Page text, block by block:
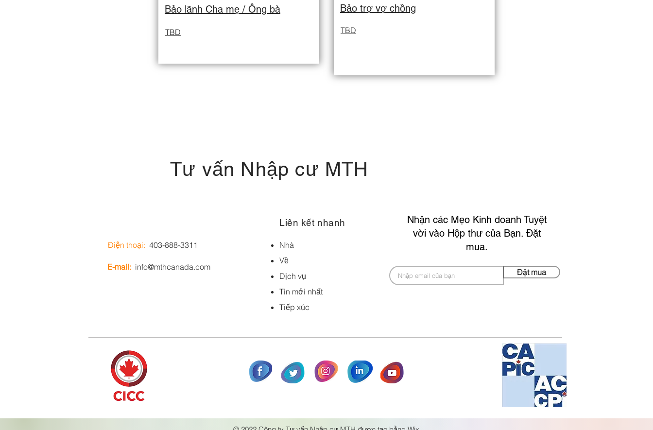
Bảo lãnh Cha mẹ / Ông bà
TBD
Bảo trợ vợ chồng
TBD
Tư vấn Nhập cư MTH
Điện thoại: 403-888-3311
E-mail: info@mthcanada.com
Liên kết nhanh
Nhà
Về
Dịch vụ
Tin mới nhất
Tiếp xúc
Nhận các Mẹo Kinh doanh Tuyệt
vời vào Hộp thư của Bạn. Đặt
mua.
Đặt mua